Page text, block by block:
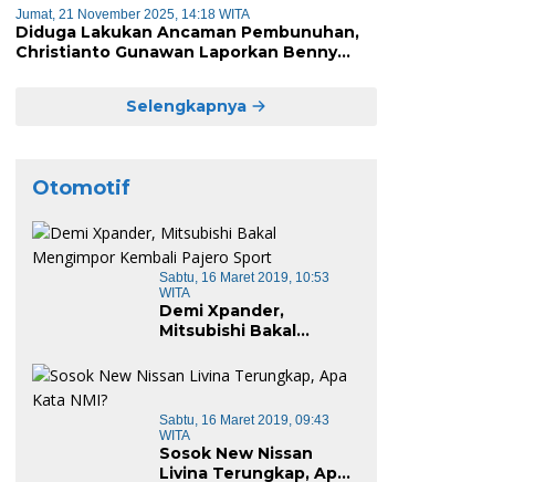
Jumat, 21 November 2025, 14:18 WITA
Diduga Lakukan Ancaman Pembunuhan,
Christianto Gunawan Laporkan Benny
Selengkapnya
Otomotif
Sabtu, 16 Maret 2019, 10:53
WITA
Demi Xpander,
Mitsubishi Bakal
Pajero Sport
Sabtu, 16 Maret 2019, 09:43
WITA
Sosok New Nissan
Livina Terungkap, Apa